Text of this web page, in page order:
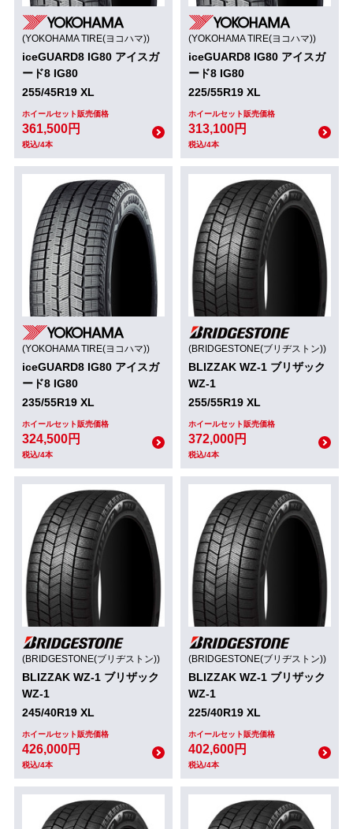
(YOKOHAMA TIRE(ヨコハマ))
iceGUARD8 IG80 アイスガ
ード8 IG80
255/45R19 XL
ホイールセット販売価格
361,500円
税込/4本
(YOKOHAMA TIRE(ヨコハマ))
iceGUARD8 IG80 アイスガ
ード8 IG80
225/55R19 XL
ホイールセット販売価格
313,100円
税込/4本
(YOKOHAMA TIRE(ヨコハマ))
iceGUARD8 IG80 アイスガ
ード8 IG80
235/55R19 XL
ホイールセット販売価格
324,500円
税込/4本
(BRIDGESTONE(ブリヂストン))
BLIZZAK WZ-1 ブリザック
WZ-1
255/55R19 XL
ホイールセット販売価格
372,000円
税込/4本
(BRIDGESTONE(ブリヂストン))
BLIZZAK WZ-1 ブリザック
WZ-1
245/40R19 XL
ホイールセット販売価格
426,000円
税込/4本
(BRIDGESTONE(ブリヂストン))
BLIZZAK WZ-1 ブリザック
WZ-1
225/40R19 XL
ホイールセット販売価格
402,600円
税込/4本